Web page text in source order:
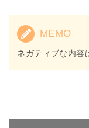
MEMO
ネガティブな内容